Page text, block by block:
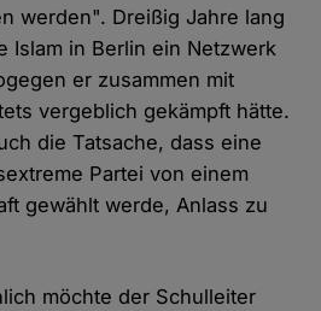
werden". Dreißig Jahre lang
Islam in Berlin ein Netzwerk
er zusammen mit
vergeblich gekämpft hätte.
die Tatsache, dass eine
Partei von einem
gewählt werde, Anlass zu
möchte der Schulleiter